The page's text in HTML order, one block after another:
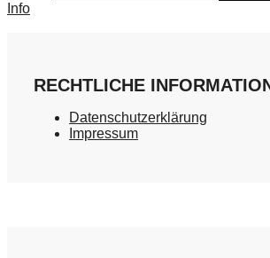
Info
RECHTLICHE
Datenschutzerklärung
Impressum